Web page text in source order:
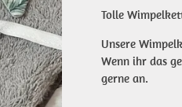
Tolle
Unsere
Wenn ihr das
gerne an.